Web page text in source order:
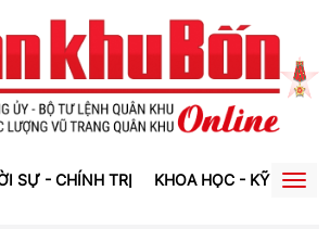
SỰ - CHÍNH TRỊ KHOA HỌC - KỸ THUẬT